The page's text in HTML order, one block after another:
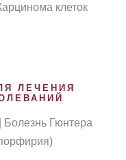
клеток
ЛЕЧЕНИЯ
Болезнь Гюнтера